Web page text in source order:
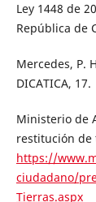
Ley 1448 de
República de
Mercedes, P.
DICATICA, 17.
Ministerio de
restitución de
https://
ciudadano/
Tierras.aspx